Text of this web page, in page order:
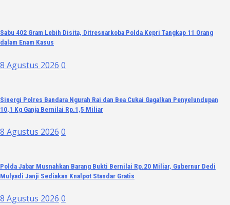
Sabu 402 Gram Lebih Disita, Ditresnarkoba Polda Kepri Tangkap 11 Orang
dalam Enam Kasus
8 Agustus 2026 0
Sinergi Polres Bandara Ngurah Rai dan Bea Cukai Gagalkan Penyelundupan
10,1 Kg Ganja Bernilai Rp.1,5 Miliar
8 Agustus 2026 0
Polda Jabar Musnahkan Barang Bukti Bernilai Rp.20 Miliar, Gubernur Dedi
Mulyadi Janji Sediakan Knalpot Standar Gratis
8 Agustus 2026 0